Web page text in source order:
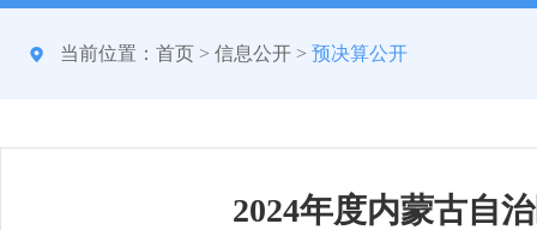
当前位置： 首页 > 信息公开 > 预决算公开
2024年度内蒙古自